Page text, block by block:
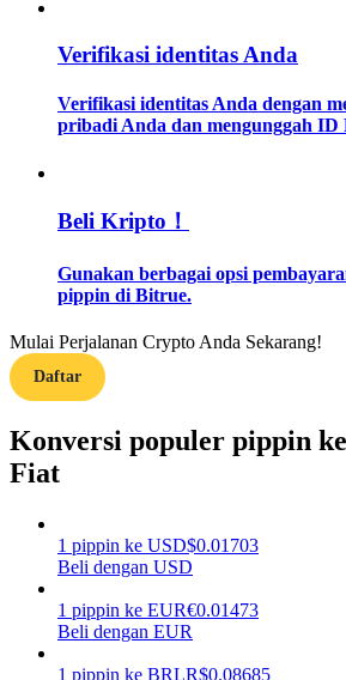
Strategi perdagangan
Menghasilkan
Babi Kekuatan
Verifikasi identitas Anda
Verifikasi identitas Anda dengan
pribadi Anda dan mengunggah ID
Beli Kripto！
Gunakan berbagai opsi
pippin di Bitrue.
Mulai Perjalanan Crypto Anda Sekarang!
Daftar
Konversi populer pippin
Fiat
1 pippin ke USD$0.01703
Beli dengan USD
1 pippin ke EUR€0.01473
Beli dengan EUR
1 pippin ke BRLR$0.08685